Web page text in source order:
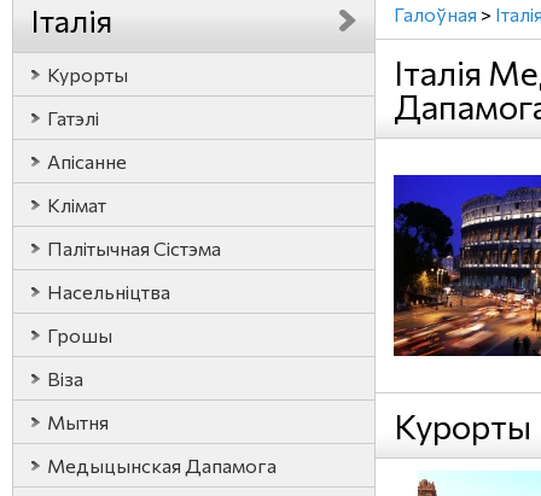
Італія
Курорты
Гатэлі
Апісанне
Клімат
Палітычная Сістэма
Насельніцтва
Грошы
Віза
Мытня
Медыцынская Дапамога
Галоўная >
Італія
Курорты